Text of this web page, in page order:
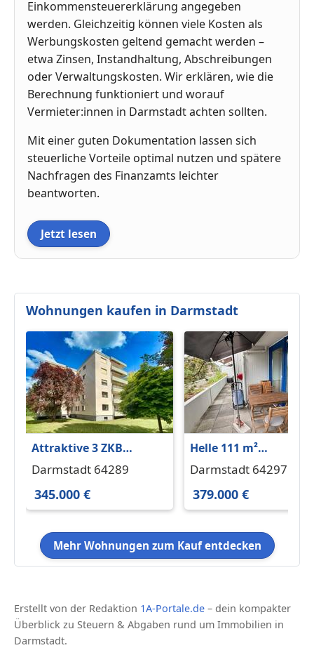
Einkommensteuererklärung angegeben
werden. Gleichzeitig können viele Kosten als
Werbungskosten geltend gemacht werden –
etwa Zinsen, Instandhaltung, Abschreibungen
oder Verwaltungskosten. Wir erklären, wie die
Berechnung funktioniert und worauf
Vermieter:innen in Darmstadt achten sollten.
Mit einer guten Dokumentation lassen sich
steuerliche Vorteile optimal nutzen und spätere
Nachfragen des Finanzamts leichter
beantworten.
Jetzt lesen
Wohnungen kaufen in Darmstadt
Attraktive 3 ZKB
Eigentumswohnung im
Komponistenviertel
Darmstadt 64289
345.000 €
Helle 111 m²
Terrassenwohnung in
Darmstadt 64297
379.000 €
Mehr Wohnungen zum Kauf entdecken
Erstellt von der Redaktion 1A-Portale.de – dein kompakter
Überblick zu Steuern & Abgaben rund um Immobilien in
Darmstadt.